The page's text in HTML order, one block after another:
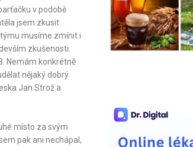
v podobě
jsem zkusit
musíme zmínit i
zkušenosti.
Nemám konkrétně
nějaký dobrý
Jan Strož a
místo za svým
pak ani nechápal,